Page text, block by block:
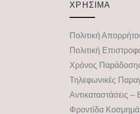
ΧΡΗΣΙΜΑ
Πολιτική
Πολιτική
Χρόνος
Τηλεφωνικές
Αντικαταστάσεις –
Φροντίδα